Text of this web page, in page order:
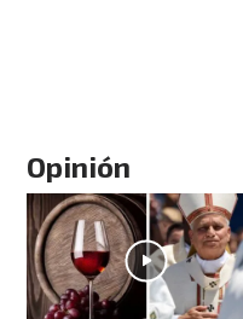
Opinión